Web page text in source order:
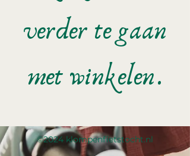
verder te gaan
met winkelen.
©2024 klompenfietstocht.nl